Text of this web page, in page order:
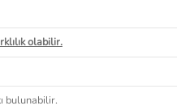
olabilir.
bulunabilir.